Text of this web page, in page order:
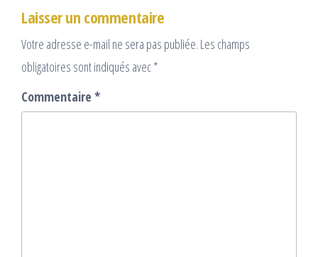
Laisser un commentaire
Votre adresse e-mail ne sera pas publiée. Les champs
obligatoires sont indiqués avec*
Commentaire *